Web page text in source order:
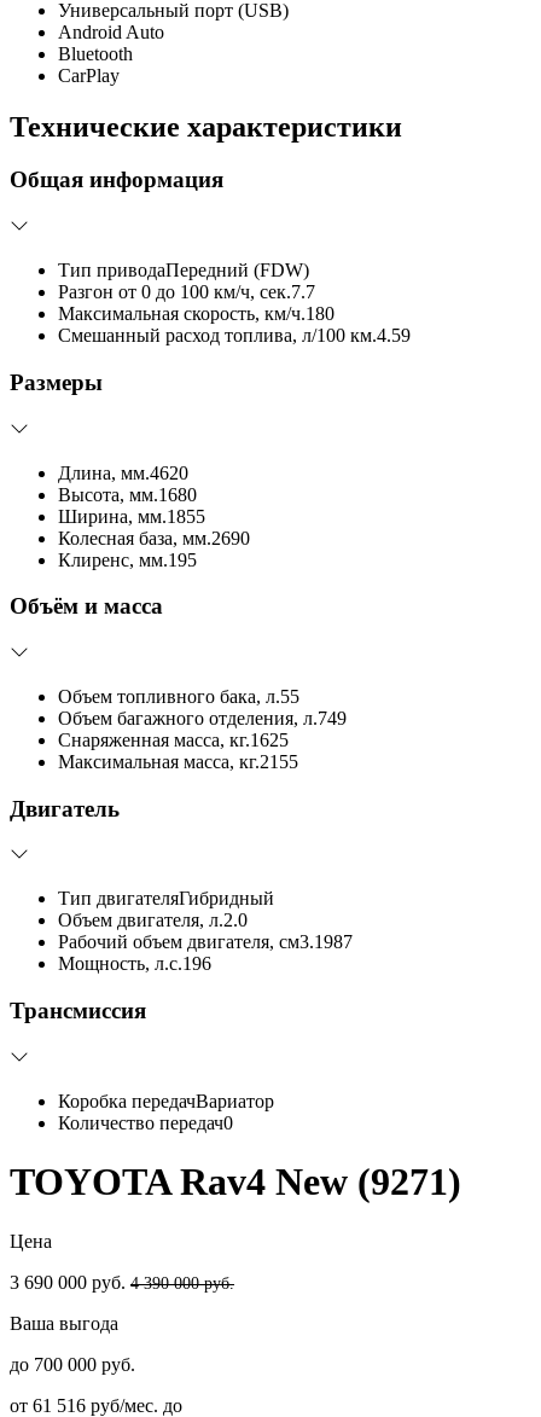
Универсальный порт (USB)
Android Auto
Bluetooth
CarPlay
Технические характеристики
Общая информация
Тип приводаПередний (FDW)
Разгон от 0 до 100 км/ч, сек.7.7
Максимальная скорость, км/ч.180
Смешанный расход топлива, л/100 км.4.59
Размеры
Длина, мм.4620
Высота, мм.1680
Ширина, мм.1855
Колесная база, мм.2690
Клиренс, мм.195
Объём и масса
Объем топливного бака, л.55
Объем багажного отделения, л.749
Снаряженная масса, кг.1625
Максимальная масса, кг.2155
Двигатель
Тип двигателяГибридный
Объем двигателя, л.2.0
Рабочий объем двигателя, см3.1987
Мощность, л.с.196
Трансмиссия
Коробка передачВариатор
Количество передач0
TOYOTA Rav4 New (9271)
Цена
3 690 000 руб. 4 390 000 руб.
Ваша выгода
до 700 000 руб.
от 61 516 руб/мес. до